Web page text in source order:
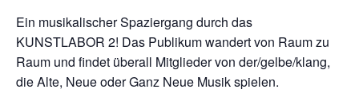
Ein musikalischer Spaziergang durch das
KUNSTLABOR 2! Das Publikum wandert von Raum zu
Raum und findet überall Mitglieder von der/gelbe/klang,
die Alte, Neue oder Ganz Neue Musik spielen.